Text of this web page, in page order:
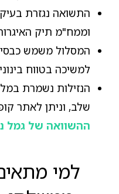
התשואה נגזרת
וממח"מ תיק
המסלול משמש
למשיכה בטווח
הנזילות נשמרת
שלב, וניתן לאתר
ההשוואה של גמל
למי